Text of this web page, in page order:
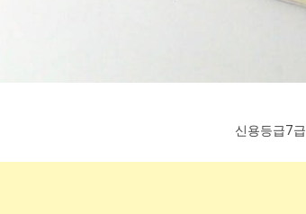
신용등급7급